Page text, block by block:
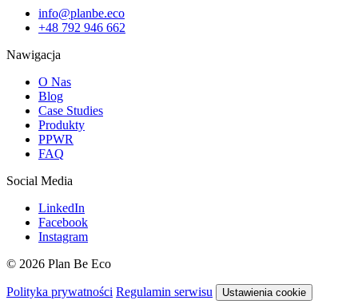
info@planbe.eco
+48 792 946 662
Nawigacja
O Nas
Blog
Case Studies
Produkty
PPWR
FAQ
Social Media
LinkedIn
Facebook
Instagram
© 2026 Plan Be Eco
Polityka prywatności Regulamin serwisu Ustawienia cookie